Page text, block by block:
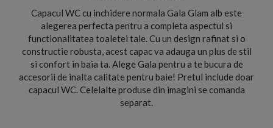
Capacul WC cu inchidere normala Gala Glam alb este
alegerea perfecta pentru a completa aspectul si
functionalitatea toaletei tale. Cu un design rafinat si o
constructie robusta, acest capac va adauga un plus de stil
si confort in baia ta. Alege Gala pentru a te bucura de
accesorii de inalta calitate pentru baie! Pretul include doar
capacul WC. Celelalte produse din imagini se comanda
separat.